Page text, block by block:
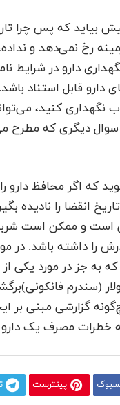
بیاید که پس چرا
رخ نمی‌دهد و
دارو در شرایط
دارو قابل استناد
نگهداری کنید،
که اگر محافظ دارو
را داشته باشد. در
که به جز در مورد یکی
(سندرم
گزارشی مبنی بر
خطرات مصرف یک دارو
پینترست